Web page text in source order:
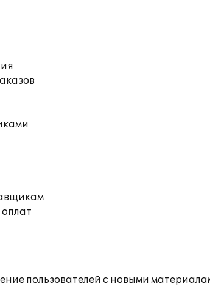
пользователей с новыми